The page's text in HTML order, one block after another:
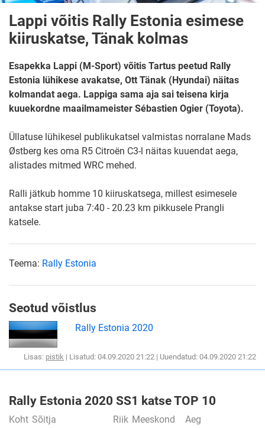
Lappi võitis Rally Estonia esimese
kiiruskatse, Tänak kolmas
Esapekka Lappi (M-Sport) võitis Tartus peetud Rally
Estonia lühikese avakatse, Ott Tänak (Hyundai) näitas
kolmandat aega. Lappiga sama aja sai teisena kirja
kuuekordne maailmameister Sébastien Ogier (Toyota).
Üllatuse lühikesel publikukatsel valmistas norralane Mads
Østberg kes oma R5 Citroën C3-l näitas kuuendat aega,
alistades mitmed WRC mehed.
Ralli jätkub homme 10 kiiruskatsega, millest esimesele
antakse start juba 7:40 - 20.23 km pikkusele Prangli
katsele.
Teema: Rally Estonia
Seotud võistlus
Rally Estonia 2020
Lisas: pistik | Lisatud: 04.09.2020 21:22 | Uuendatud: 04.09.2020 21:22
Rally Estonia 2020 SS1 katse TOP 10
Koht Sõitja Riik Meeskond Aeg